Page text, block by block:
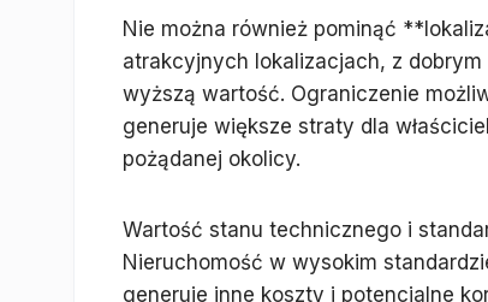
Nie można również pominąć
atrakcyjnych lokalizacjach, z
wyższą wartość. Ograniczenie
generuje większe straty dla
pożądanej okolicy.
Wartość stanu technicznego i
Nieruchomość w wysokim
generuje inne koszty i potencjalne